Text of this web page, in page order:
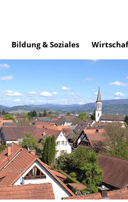
Bildung & Soziales